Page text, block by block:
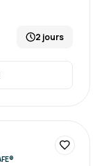
Manager
2 jours